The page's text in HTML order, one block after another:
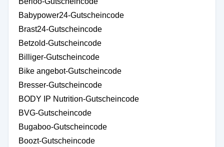
Babypower24-Gutscheincode
Brast24-Gutscheincode
Betzold-Gutscheincode
Billiger-Gutscheincode
Bike angebot-Gutscheincode
Bresser-Gutscheincode
BODY IP Nutrition-Gutscheincode
BVG-Gutscheincode
Bugaboo-Gutscheincode
Boozt-Gutscheincode